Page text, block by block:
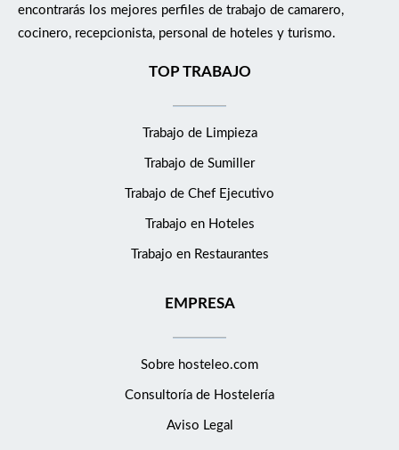
encontrarás los mejores perfiles de trabajo de camarero,
cocinero, recepcionista, personal de hoteles y turismo.
TOP TRABAJO
Trabajo de Limpieza
Trabajo de Sumiller
Trabajo de Chef Ejecutivo
Trabajo en Hoteles
Trabajo en Restaurantes
EMPRESA
Sobre hosteleo.com
Consultoría de Hostelería
Aviso Legal